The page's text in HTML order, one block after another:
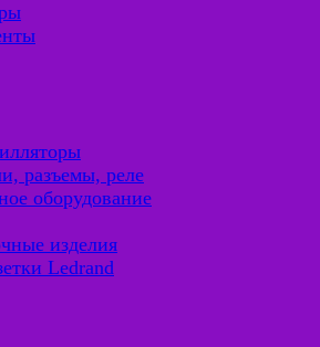
разъемы, реле
оборудование
изделия
Ledrand